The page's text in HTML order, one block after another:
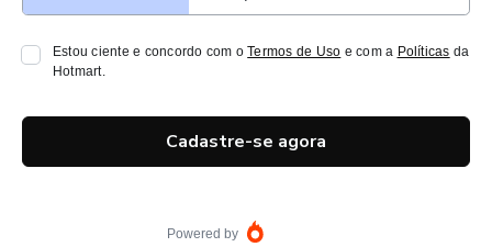
Estou ciente e concordo com oTermos de Uso e com a Políticas da
Hotmart.
Cadastre-se agora
Powered by